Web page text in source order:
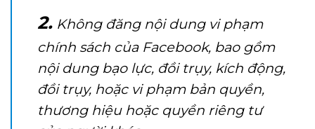
2. Không đăng nội dung vi phạm
chính sách của Facebook, bao gồm
nội dung bạo lực, đồi trụy, kích động,
đồi trụy, hoặc vi phạm bản quyền,
thương hiệu hoặc quyền riêng tư